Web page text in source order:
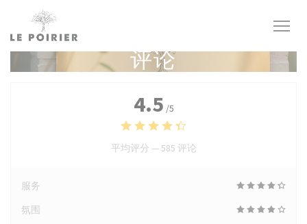
Cookie管理面板
评论
4.5 /5
平均评分 —585 评论
服务
氛围